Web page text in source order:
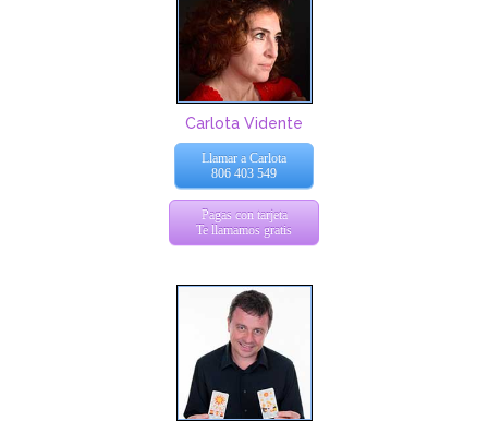
Carlota Vidente
Llamar a Carlota
806 403 549
Pagas con tarjeta
Te llamamos gratis